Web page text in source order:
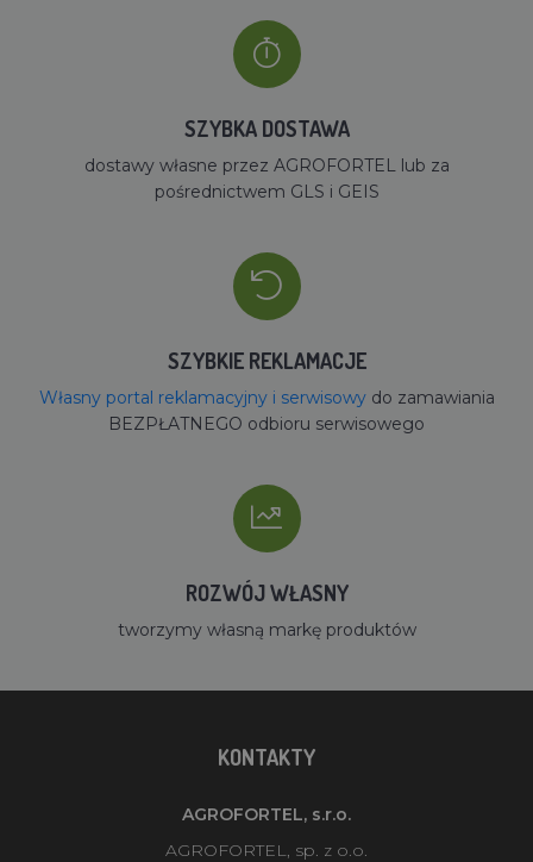
SZYBKA DOSTAWA
dostawy własne przez AGROFORTEL lub za
pośrednictwem GLS i GEIS
SZYBKIE REKLAMACJE
Własny portal reklamacyjny i serwisowydo zamawiania
BEZPŁATNEGO odbioru serwisowego
ROZWÓJ WŁASNY
tworzymy własną markę produktów
KONTAKTY
AGROFORTEL, s.r.o.
AGROFORTEL, sp. z o.o.